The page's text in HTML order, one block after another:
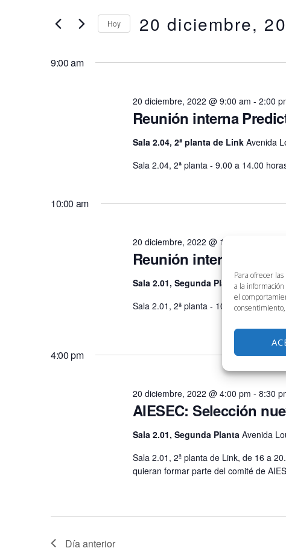
Para ofrecer
a la
el
20
diciembre,
búsqueda
y
Busca
la
Hoy 20 diciembre,
9:00 am
Reunión interna
20 diciembre, 2022 @ 9:00 am - 2:00
Sala 2.04, 2ª planta de Link Avenida
Sala 2.04, 2ª planta - 9.00 a 14.00
10:00 am
Reunión interna Rebs
20 diciembre, 2022 @ 10:00 am
Sala 2.01, Segunda PlantaAvenida
Sala 2.01, 2ª planta - 10.00 a 14.00
4:00 pm
AIESEC: Selección
20 diciembre, 2022 @ 4:00 pm - 8:30
Sala 2.01, Segunda Planta Avenida
Sala 2.01, 2ª planta de Link, de 16 a
quieran formar parte del comité de
Día anterior